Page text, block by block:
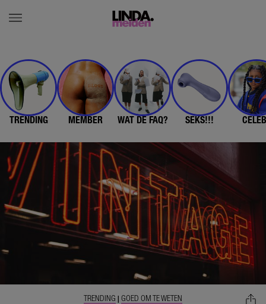
TRENDING MEMBER WAT DE FAQ? SEKS!!!
TRENDING | GOED OM TE WETEN